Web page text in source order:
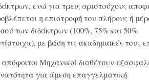
ενώ για τρεις αριστούχους
η επιστροφή του πλήρους ή
των διδάκτρων (100%, 75% και 50%
με βάση τις ακαδημαϊκές τους
απόφοιτοι Μηχανικοί διαθέτουν
για άμεση επαγγελματική